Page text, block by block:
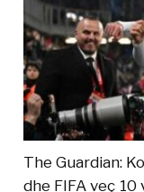
The Guardian:
dhe FIFA veç